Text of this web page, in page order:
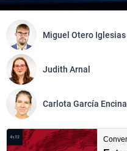
Miguel Otero Iglesias
Judith Arnal
Carlota García Encina